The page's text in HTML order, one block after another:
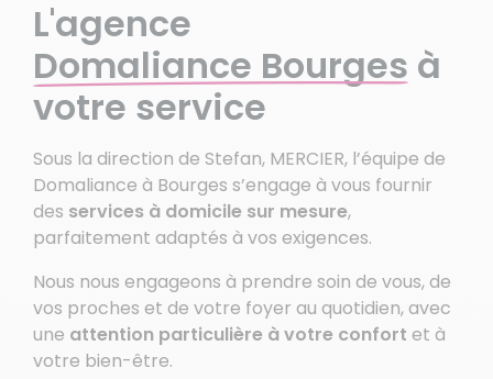
L'agence
Domaliance Bourges à
votre service
Sous la direction de Stefan, MERCIER, l’équipe de
Domaliance à Bourges s’engage à vous fournir
des services à domicile sur mesure,
parfaitement adaptés à vos exigences.
Nous nous engageons à prendre soin de vous, de
vos proches et de votre foyer au quotidien, avec
une attention particulière à votre confort et à
votre bien-être.